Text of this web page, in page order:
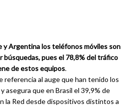
y Argentina los teléfonos móviles son
búsquedas, pues el 78,8% del tráfico
de estos equipos.
referencia al auge que han tenido los
asegura que en Brasil el 39,9% de
la Red desde dispositivos distintos a